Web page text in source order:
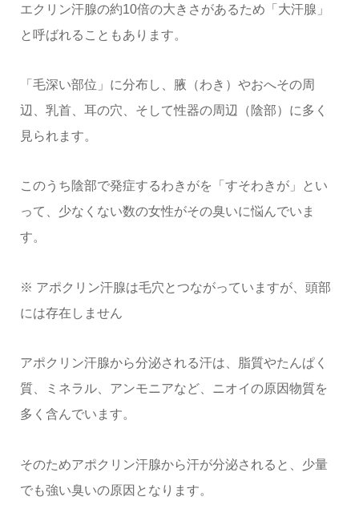
エクリン汗腺の約10倍の大きさがあるため「大汗腺」
と呼ばれることもあります。
「毛深い部位」に分布し、腋（わき）やおへその周
辺、乳首、耳の穴、そして性器の周辺（陰部）に多く
見られます。
このうち陰部で発症するわきがを「すそわきが」とい
って、少なくない数の女性がその臭いに悩んでいま
す。
※ アポクリン汗腺は毛穴とつながっていますが、頭部
には存在しません
アポクリン汗腺から分泌される汗は、脂質やたんぱく
質、ミネラル、アンモニアなど、ニオイの原因物質を
多く含んでいます。
そのためアポクリン汗腺から汗が分泌されると、少量
でも強い臭いの原因となります。